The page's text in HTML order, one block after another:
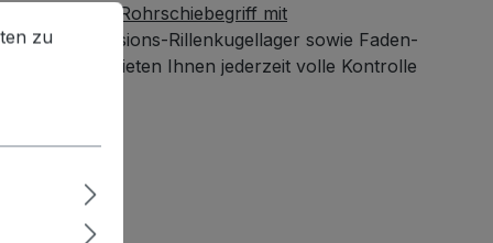
Klappbarer Rohrschiebegriff mit
mit Präzisions-Rillenkugellager sowie Faden-
Bockrollen bieten Ihnen jederzeit volle Kontrolle
zu können.
Mehr Informationen ...
zu